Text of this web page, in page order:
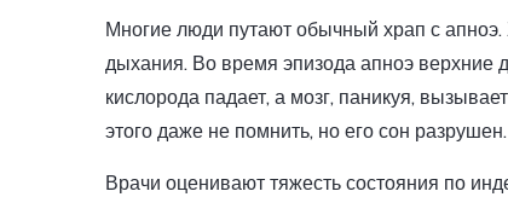
Многие люди путают обычный храп с апноэ.
дыхания. Во время эпизода апноэ верхние
кислорода падает, а мозг, паникуя,
этого даже не помнить, но его сон разрушен.
Врачи оценивают тяжесть состояния по